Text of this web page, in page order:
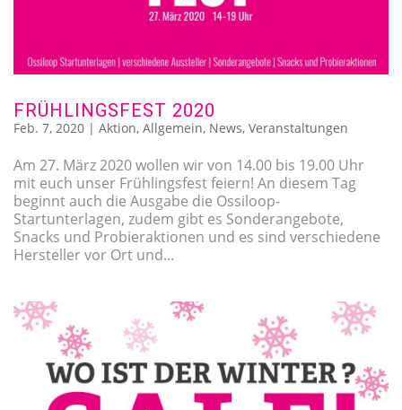
FRÜHLINGSFEST 2020
Feb. 7, 2020 | Aktion, Allgemein, News, Veranstaltungen
Am 27. März 2020 wollen wir von 14.00 bis 19.00 Uhr
mit euch unser Frühlingsfest feiern! An diesem Tag
beginnt auch die Ausgabe die Ossiloop-
Startunterlagen, zudem gibt es Sonderangebote,
Snacks und Probieraktionen und es sind verschiedene
Hersteller vor Ort und...